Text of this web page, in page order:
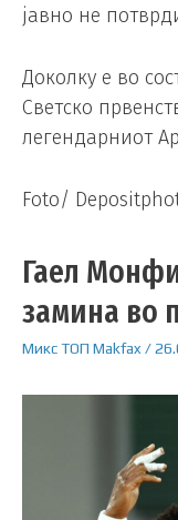
јавно не
Доколку е во
Светско
легендарниот
Foto/
Гаел
замина во
МиксТОП Makfax /